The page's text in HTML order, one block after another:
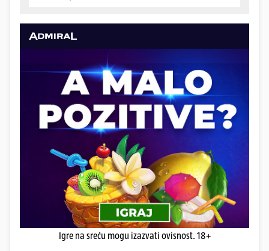
Igre na sreću mogu izazvati ovisnost. 18+